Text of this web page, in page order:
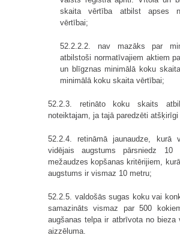
skaita vērtība atbilst apses
vērtībai;
52.2.2.2. nav mazāks par
atbilstoši normatīvajiem aktiem
un blīgznas minimālā koku
minimālā koku skaita vērtībai;
52.2.3. retināto koku skaits
noteiktajam, ja tajā paredzēti
52.2.4. retināmā jaunaudze, kurā
vidējais augstums pārsniedz 10
mežaudzes kopšanas kritērijiem,
augstums ir vismaz 10 metru;
52.2.5. valdošās sugas koku vai
samazināts vismaz par 500
augšanas telpa ir atbrīvota no bieza
aizzēluma.